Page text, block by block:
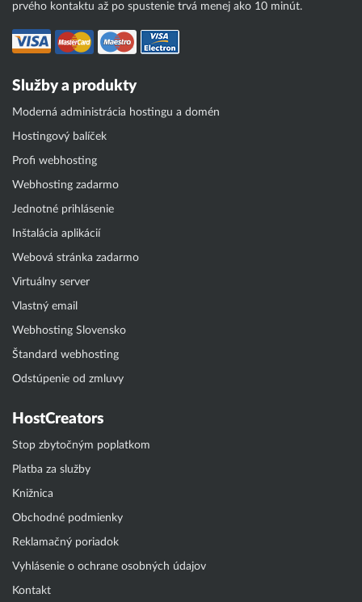
prvého kontaktu až po spustenie trvá menej ako 10 minút.
Služby a produkty
Moderná administrácia hostingu a domén
Hostingový balíček
Profi webhosting
Webhosting zadarmo
Jednotné prihlásenie
Inštalácia aplikácií
Webová stránka zadarmo
Virtuálny server
Vlastný email
Webhosting Slovensko
Štandard webhosting
Odstúpenie od zmluvy
HostCreators
Stop zbytočným poplatkom
Platba za služby
Knižnica
Obchodné podmienky
Reklamačný poriadok
Vyhlásenie o ochrane osobných údajov
Kontakt